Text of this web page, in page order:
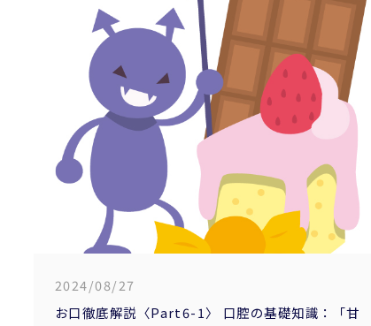
2024/08/27
お口徹底解説〈Part6-1〉 口腔の基礎知識：「甘